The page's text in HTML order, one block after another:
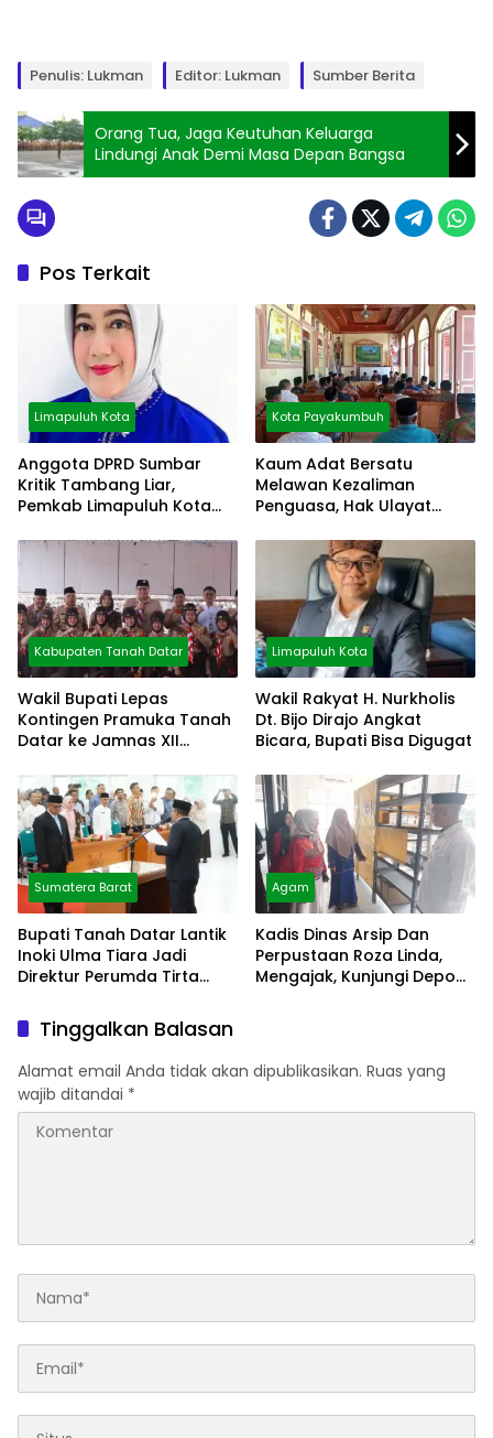
Penulis: Lukman Editor: Lukman Sumber Berita
Orang Tua, Jaga Keutuhan Keluarga
Lindungi Anak Demi Masa Depan Bangsa
Pos Terkait
Limapuluh Kota
Anggota DPRD Sumbar
Kritik Tambang Liar,
Pemkab Limapuluh Kota
Kota Payakumbuh
Kaum Adat Bersatu
Melawan Kezaliman
Penguasa, Hak Ulayat
Kabupaten Tanah Datar
Wakil Bupati Lepas
Kontingen Pramuka Tanah
Datar ke Jamnas XII
Limapuluh Kota
Wakil Rakyat H. Nurkholis
Dt. Bijo Dirajo Angkat
Bicara, Bupati Bisa Digugat
Sumatera Barat
Bupati Tanah Datar Lantik
Inoki Ulma Tiara Jadi
Direktur Perumda Tirta
Agam
Kadis Dinas Arsip Dan
Perpustaan Roza Linda,
Mengajak, Kunjungi Depo
Tinggalkan Balasan
Alamat email Anda tidak akan dipublikasikan. Ruas yang
wajib ditandai *